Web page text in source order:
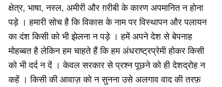
क्षेत्र, भाषा, नस्ल, अमीरी और ग़रीबी के कारण अपमानित न होना
पड़े । हमारी सोच है कि विकास के नाम पर विस्थापन और पलायन
का दंश किसी को भी झेलना न पड़े । हमें अपने देश से बेपनाह
मोहब्बत है लेकिन हम चाहते हैं कि हम अंधराष्ट्रप्रेमी होकर किसी
को भी दर्द न दें । केवल सरकार से प्रश्न पूछने को ही देशद्रोह न
कहें । किसी की आवाज़ को न सुनना उसे अलगाव वाद की तरफ़